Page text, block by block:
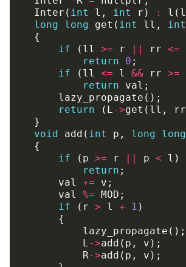
Inter ( int l , int r ) : l ( l
long
long get ( int ll , int
{
if
( ll >= r || rr <=
return
0 ;
if
( ll <= l && rr >=
return
val ;
lazy_propagate ();
return
( L->get ( ll , rr
}
void
add ( int p , long long
{
if
( p >= r || p < l )
return ;
val
+= v ;
val
%= MOD ;
if
( r > l + 1 )
{
lazy_propagate ();
L->add ( p , v );
R->add ( p , v );